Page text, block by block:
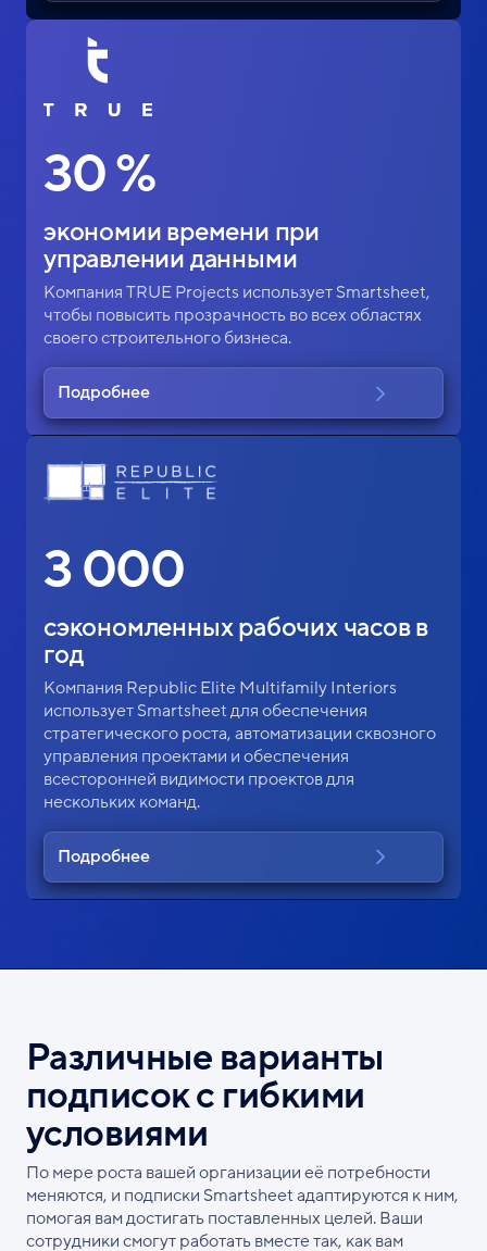
30 %
экономии времени при
управлении данными
Компания TRUE Projects использует Smartsheet,
чтобы повысить прозрачность во всех областях
своего строительного бизнеса.
Подробнее
3 000
сэкономленных рабочих часов в
год
Компания Republic Elite Multifamily Interiors
использует Smartsheet для обеспечения
стратегического роста, автоматизации сквозного
управления проектами и обеспечения
всесторонней видимости проектов для
нескольких команд.
Подробнее
Различные варианты
подписок с гибкими
условиями
По мере роста вашей организации её потребности
меняются, и подписки Smartsheet адаптируются к ним,
помогая вам достигать поставленных целей. Ваши
сотрудники смогут работать вместе так, как вам